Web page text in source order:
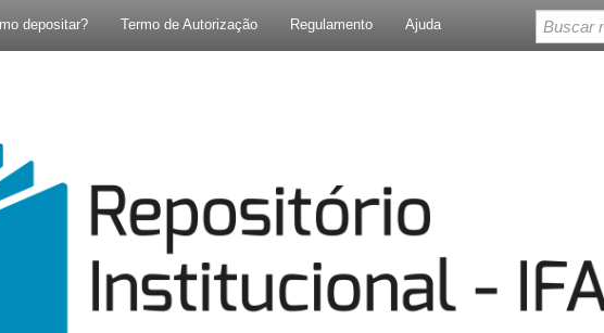
depositar? Termo de Autorização Regulamento Ajuda